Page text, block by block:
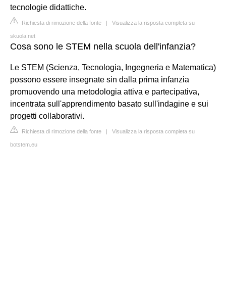
tecnologie didattiche.
Richiesta di rimozione della fonte | Visualizza la risposta completa su
skuola.net
Cosa sono le STEM nella scuola dell'infanzia?
Le STEM (Scienza, Tecnologia, Ingegneria e Matematica)
possono essere insegnate sin dalla prima infanzia
promuovendo una metodologia attiva e partecipativa,
incentrata sull'apprendimento basato sull'indagine e sui
progetti collaborativi.
Richiesta di rimozione della fonte | Visualizza la risposta completa su
botstem.eu